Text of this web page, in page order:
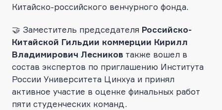
Китайско-российского венчурного фонда.
🤝 Заместитель председателя Российско-
Китайской Гильдии коммерции Кирилл
Владимирович Лесников также вошел в
состав экспертов по приглашению Института
России Университета Цинхуа и принял
активное участие в оценке финальных работ
пяти студенческих команд.